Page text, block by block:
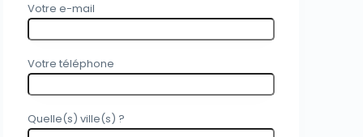
Votre e-mail
Votre téléphone
Quelle(s) ville(s) ?